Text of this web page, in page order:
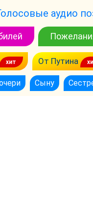
аудио
От Путина
Сыну